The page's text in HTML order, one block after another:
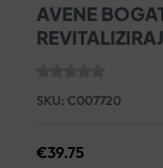
AVENE
SKU: C007720
€39.75